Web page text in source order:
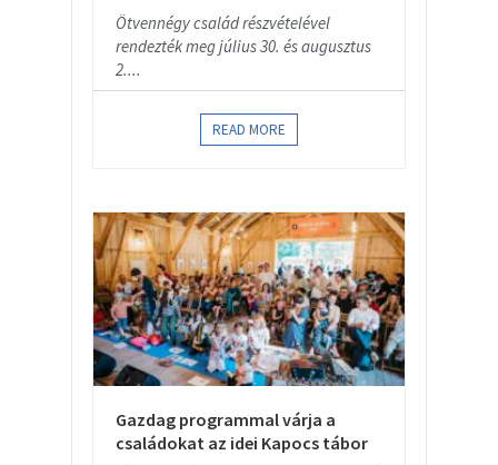
Ötvennégy család részvételével
rendezték meg július 30. és augusztus
2....
READ MORE
Gazdag programmal várja a
családokat az idei Kapocs tábor